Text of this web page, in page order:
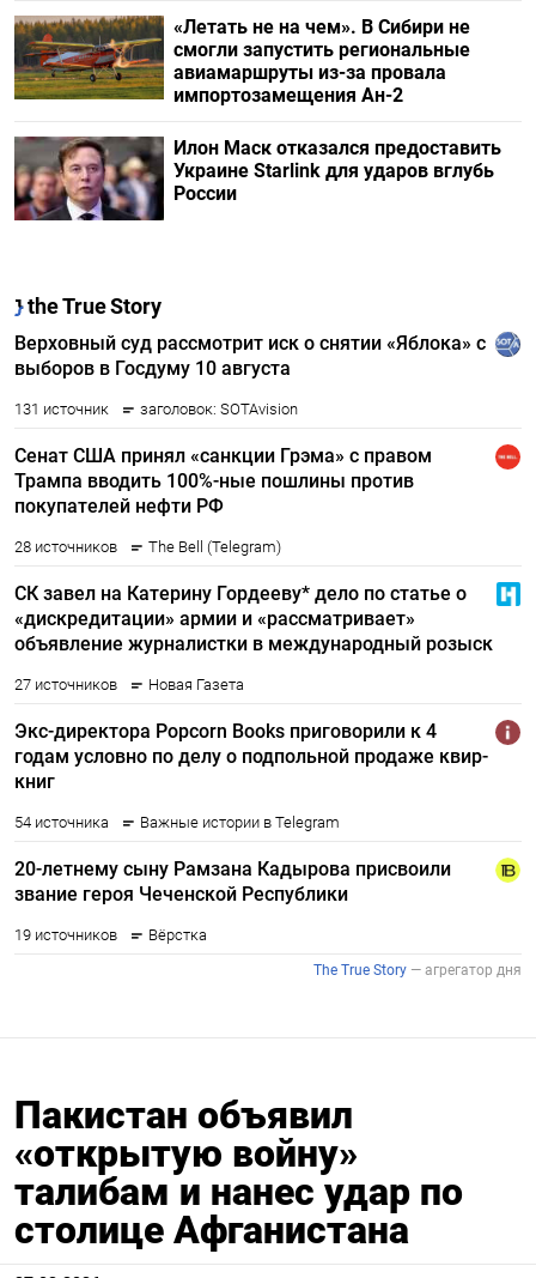
«Летать не на чем». В Сибири не
смогли запустить региональные
авиамаршруты из-за провала
импортозамещения Ан-2
Илон Маск отказался предоставить
Украине Starlink для ударов вглубь
России
Пакистан объявил
«открытую войну»
талибам и нанес удар по
столице Афганистана